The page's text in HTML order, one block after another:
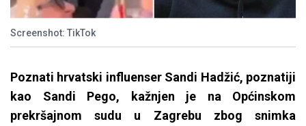
Screenshot: TikTok
Poznati hrvatski influenser Sandi Hadžić, poznatiji
kao Sandi Pego, kažnjen je na Općinskom
prekršajnom sudu u Zagrebu zbog snimka